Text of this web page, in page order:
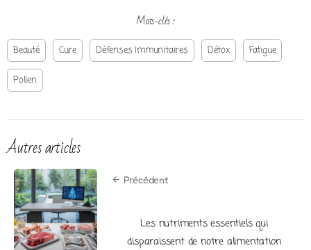
Mots-clés :
Beauté Cure Défenses Immunitaires Détox Fatigue
Pollen
Autres articles
Précédent
Les nutriments essentiels qui
disparaissent de notre alimentation